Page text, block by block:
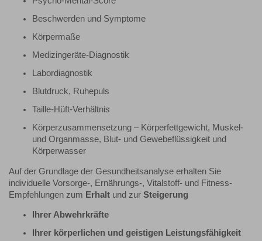
Beschwerden und Symptome
Körpermaße
Medizingeräte-Diagnostik
Labordiagnostik
Blutdruck, Ruhepuls
Taille-Hüft-Verhältnis
Körperzusammensetzung – Körperfettgewicht, Muskel-
und Organmasse, Blut- und Gewebeflüssigkeit und
Körperwasser
Auf der Grundlage der Gesundheitsanalyse erhalten Sie
individuelle Vorsorge-, Ernährungs-, Vitalstoff- und Fitness-
Empfehlungen zum Erhalt und zur Steigerung
Ihrer Abwehrkräfte
Ihrer körperlichen und geistigen Leistungsfähigkeit